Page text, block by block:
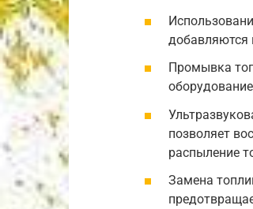
добавляются
Промывка
позволяет
распыление
Замена